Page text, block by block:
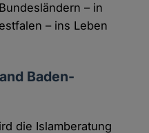
– in
– ins Leben
Baden-
die Islamberatung